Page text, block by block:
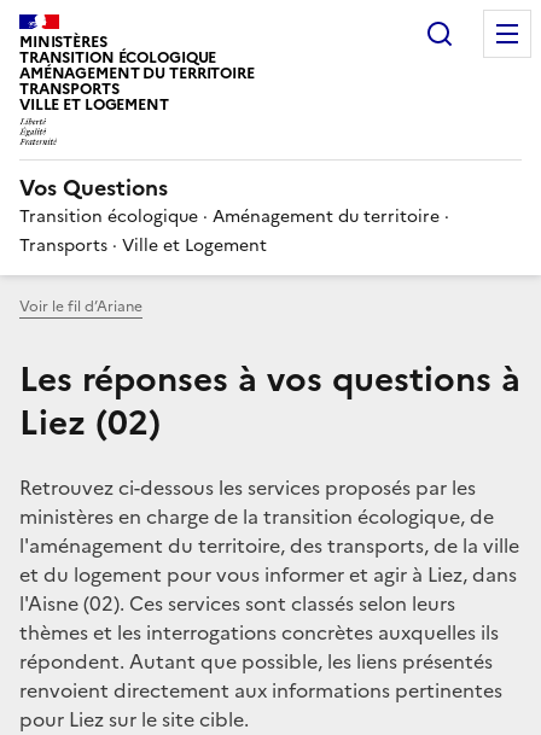
MINISTÈRES
TRANSITION ÉCOLOGIQUE
AMÉNAGEMENT DU TERRITOIRE
TRANSPORTS
VILLE ET LOGEMENT
Vos Questions
Transition écologique · Aménagement du territoire ·
Transports · Ville et Logement
Voir le fil d’Ariane
Les réponses à vos questions à
Liez (02)
Retrouvez ci-dessous les services proposés par les
ministères en charge de la transition écologique, de
l'aménagement du territoire, des transports, de la ville
et du logement pour vous informer et agir à Liez, dans
l'Aisne (02). Ces services sont classés selon leurs
thèmes et les interrogations concrètes auxquelles ils
répondent. Autant que possible, les liens présentés
renvoient directement aux informations pertinentes
pour Liez sur le site cible.